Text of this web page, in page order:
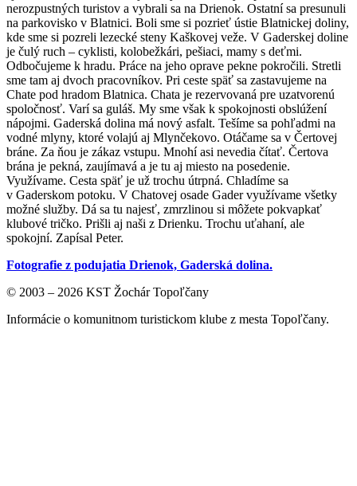
nerozpustných turistov a vybrali sa na Drienok. Ostatní sa presunuli
na parkovisko v Blatnici. Boli sme si pozrieť ústie Blatnickej doliny,
kde sme si pozreli lezecké steny Kaškovej veže. V Gaderskej doline
je čulý ruch – cyklisti, kolobežkári, pešiaci, mamy s deťmi.
Odbočujeme k hradu. Práce na jeho oprave pekne pokročili. Stretli
sme tam aj dvoch pracovníkov. Pri ceste späť sa zastavujeme na
Chate pod hradom Blatnica. Chata je rezervovaná pre uzatvorenú
spoločnosť. Varí sa guláš. My sme však k spokojnosti obslúžení
nápojmi. Gaderská dolina má nový asfalt. Tešíme sa pohľadmi na
vodné mlyny, ktoré volajú aj Mlynčekovo. Otáčame sa v Čertovej
bráne. Za ňou je zákaz vstupu. Mnohí asi nevedia čítať. Čertova
brána je pekná, zaujímavá a je tu aj miesto na posedenie.
Využívame. Cesta späť je už trochu útrpná. Chladíme sa
v Gaderskom potoku. V Chatovej osade Gader využívame všetky
možné služby. Dá sa tu najesť, zmrzlinou si môžete pokvapkať
klubové tričko. Prišli aj naši z Drienku. Trochu uťahaní, ale
spokojní. Zapísal Peter.
Fotografie z podujatia Drienok, Gaderská dolina.
© 2003 – 2026 KST Žochár Topoľčany
Informácie o komunitnom turistickom klube z mesta Topoľčany.